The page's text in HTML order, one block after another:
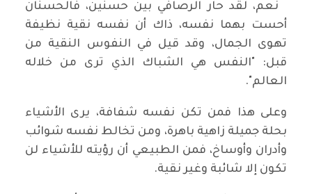
نعم، لقد حار الرصافي بين حسنين، فالحسنان
أحست بهما نفسه، ذاك أن نفسه نقية نظيفة
تهوى الجمال، وقد قيل في النفوس النقية من
قبل: "النفس هي الشباك الذي ترى من خلاله
العالم".
وعلى هذا فمن تكن نفسه شفافة، يرى الأشياء
بحلة جميلة زاهية باهرة، ومن تخالط نفسه شوائب
وأدران وأوساخ، فمن الطبيعي أن رؤيته للأشياء لن
تكون إلا شائبة وغير نقية.